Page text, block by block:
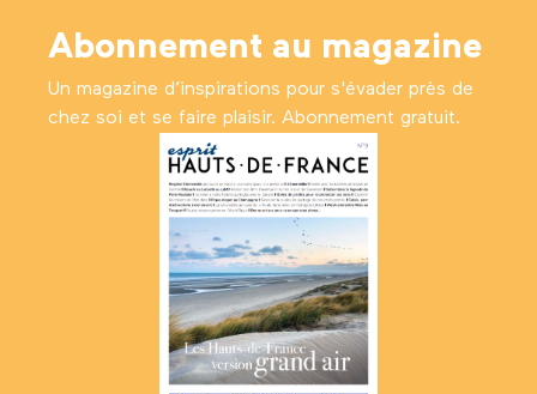
Abonnement au magazine
Un magazine d’inspirations pour s'évader près de
chez soi et se faire plaisir. Abonnement gratuit.